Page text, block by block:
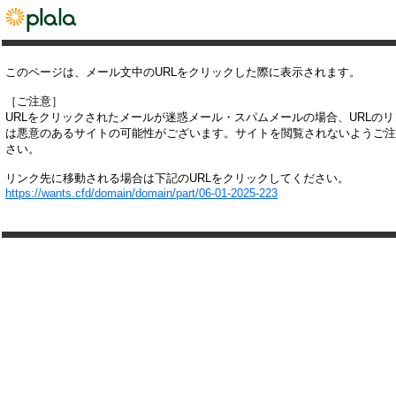
このページは、メール文中のURLをクリックした際に表示されます。
［ご注意］
URLをクリックされたメールが迷惑メール・スパムメールの場合、URLの
は悪意のあるサイトの可能性がございます。サイトを閲覧されないようご
さい。
リンク先に移動される場合は下記のURLをクリックしてください。
https://wants.cfd/domain/domain/part/06-01-2025-223